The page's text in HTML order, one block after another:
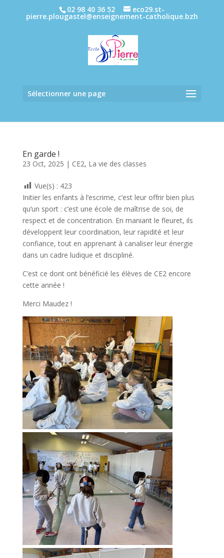
02 98 40 36 52 eco29.st-
pierre.plougastel@enseignement-catholique.bzh
Sélectionner une page
En garde !
23 Oct, 2025 | CE2, La vie des classes
Vue(s) : 423
Initier les enfants à l’escrime, c’est leur offrir bien plus
qu’un sport : c’est une école de maîtrise de soi, de
respect et de concentration. En maniant le fleuret, ils
développent leur coordination, leur rapidité et leur
confiance, tout en apprenant à canaliser leur énergie
dans un cadre ludique et discipliné.
C’est ce dont ont bénéficié les élèves de CE2 encore
cette année !
Merci Maudez !